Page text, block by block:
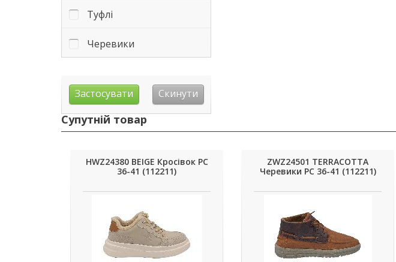
Туфлі
Черевики
Супутній товар
HWZ24380 BEIGE Кросівок РС
36-41 (112211)
ZWZ24501 TERRACOTTA
Черевики РС 36-41 (112211)